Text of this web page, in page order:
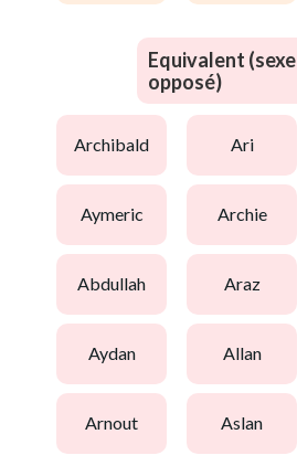
Equivalent (sexe
opposé)
archibald ari
aymeric archie
abdullah araz
aydan allan
arnout aslan